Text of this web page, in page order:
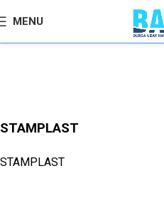
MENU
STAMPLAST
STAMPLAST